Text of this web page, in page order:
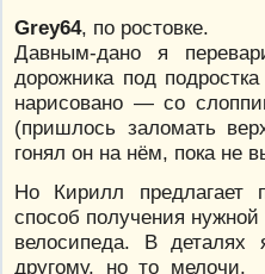
Grey64, по ростовке.
Давным-дано я
дорожника под
нарисовано — со
(пришлось заломать
гонял он на нём, пока не
Но Кирилл предлагает
способ получения
велосипеда. В
другому, но то